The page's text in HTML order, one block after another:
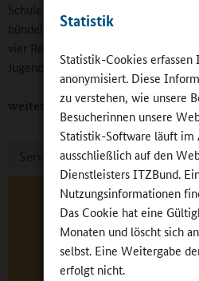
Statistik
Statistik-Cookies
anonymisiert. Diese
zu verstehen, wie unsere
Besucherinnen unsere
Statistik-Software läuft im
ausschließlich auf den
Dienstleisters ITZBund.
Nutzungsinformationen
Das Cookie hat eine
Monaten und löscht sich
selbst. Eine Weitergabe
erfolgt nicht.
Schule und Jugendarbeit, von
bündelt anschaulich
vier Regionen. Sie richtet sich an
Jugendarbeit sowie an kommunale
weiterlesen
Service - Kurzmeldungen